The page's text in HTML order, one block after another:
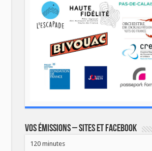
Vos émissions – Sites et Facebook
120 minutes